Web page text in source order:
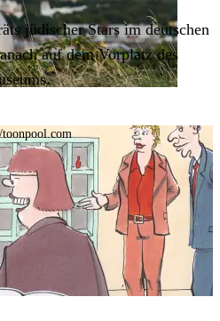
der
ist der
der Stadt Dortmund der
Hier ist für alle was
jüdischer Stars im deutschen
auf dem Vorplatz des